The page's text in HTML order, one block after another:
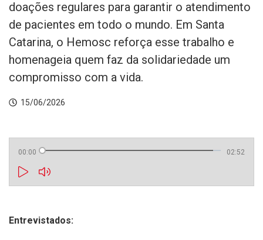
doações regulares para garantir o atendimento
de pacientes em todo o mundo. Em Santa
Catarina, o Hemosc reforça esse trabalho e
homenageia quem faz da solidariedade um
compromisso com a vida.
15/06/2026
00:00 02:52
Entrevistados: